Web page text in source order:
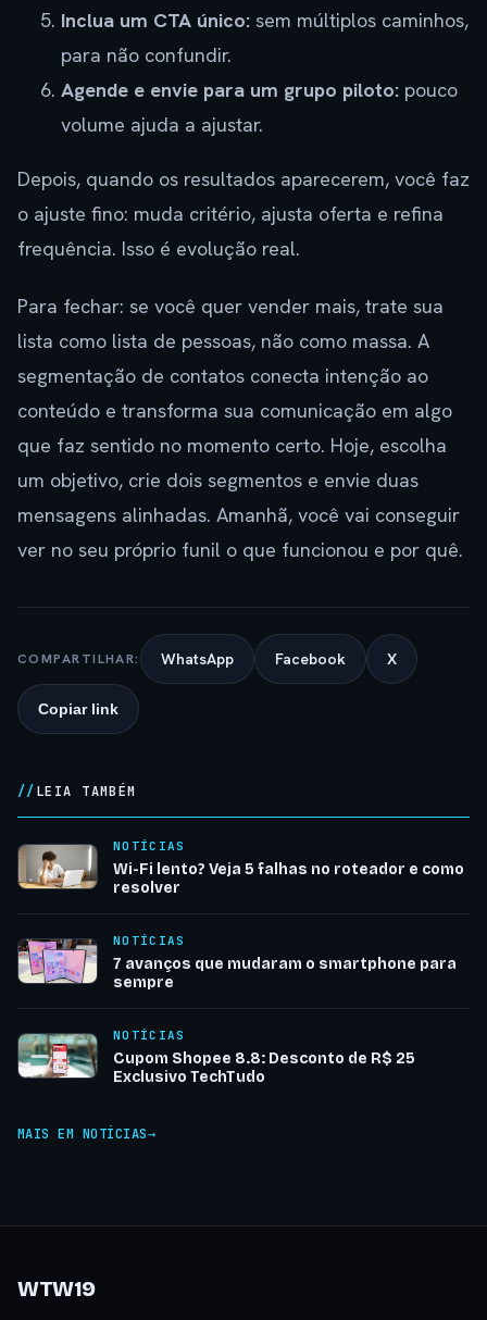
Inclua um CTA único: sem múltiplos caminhos,
para não confundir.
Agende e envie para um grupo piloto: pouco
volume ajuda a ajustar.
Depois, quando os resultados aparecerem, você faz
o ajuste fino: muda critério, ajusta oferta e refina
frequência. Isso é evolução real.
Para fechar: se você quer vender mais, trate sua
lista como lista de pessoas, não como massa. A
segmentação de contatos conecta intenção ao
conteúdo e transforma sua comunicação em algo
que faz sentido no momento certo. Hoje, escolha
um objetivo, crie dois segmentos e envie duas
mensagens alinhadas. Amanhã, você vai conseguir
ver no seu próprio funil o que funcionou e por quê.
COMPARTILHAR: WhatsApp Facebook X
Copiar link
LEIA TAMBÉM
NOTÍCIAS
Wi-Fi lento? Veja 5 falhas no roteador e como
resolver
NOTÍCIAS
7 avanços que mudaram o smartphone para
sempre
NOTÍCIAS
Cupom Shopee 8.8: Desconto de R$ 25
Exclusivo TechTudo
MAIS EM NOTÍCIAS
WTW19